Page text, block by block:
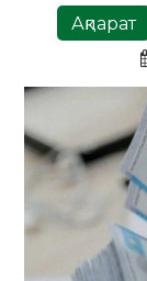
Ақпарат